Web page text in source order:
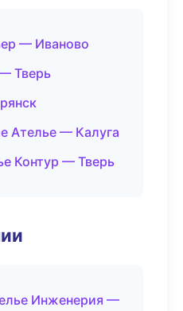
— Иваново
Тверь
Ателье — Калуга
Контур — Тверь
Инженерия —